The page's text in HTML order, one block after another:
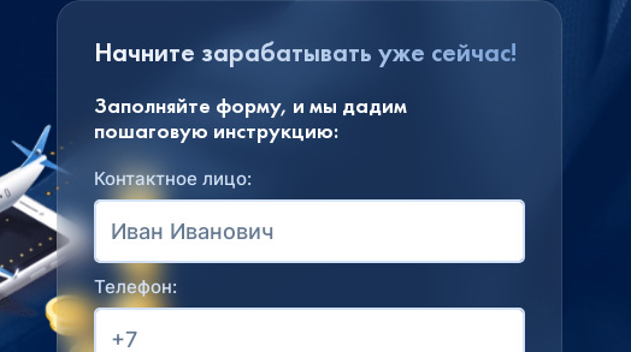
Начните зарабатывать уже сейчас!
Заполняйте форму, и мы дадим
пошаговую инструкцию:
Контактное лицо:
Телефон: